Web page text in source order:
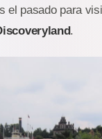
el pasado para
.